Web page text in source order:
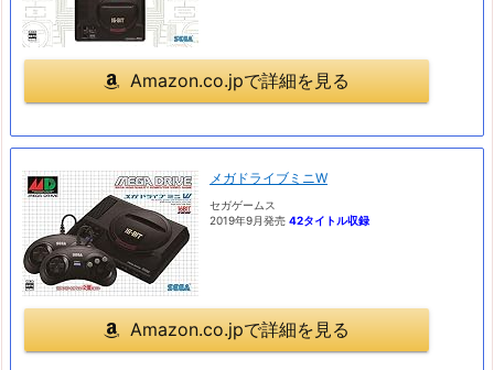
Amazon.co.jpで詳細を見る
メガドライブミニW
セガゲームス
2019年9月発売 42タイトル収録
Amazon.co.jpで詳細を見る